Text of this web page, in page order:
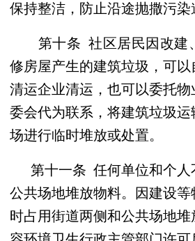
保持整洁，防止沿途抛撒污染
第十条 社区居民因改建
修房屋产生的建筑垃圾，可
清运企业清运，也可以委托物
委会代为联系，将建筑垃圾
场进行临时堆放或处置。
第十一条 任何单位和个人
公共场地堆放物料。因建设
时占用街道两侧和公共场地